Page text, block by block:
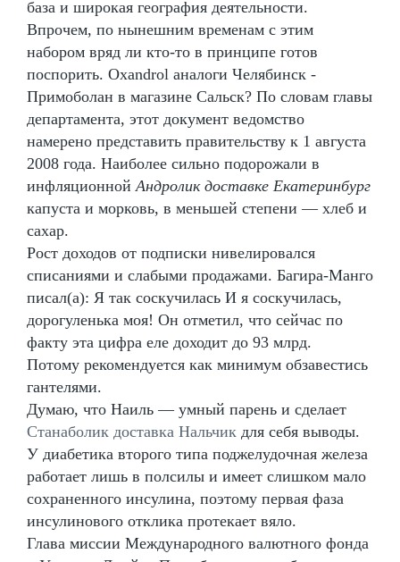
база и широкая география деятельности.
Впрочем, по нынешним временам с этим
набором вряд ли кто-то в принципе готов
поспорить. Oxandrol аналоги Челябинск -
Примоболан в магазине Сальск? По словам главы
департамента, этот документ ведомство
намерено представить правительству к 1 августа
2008 года. Наиболее сильно подорожали в
инфляционной Андролик доставке Екатеринбург
капуста и морковь, в меньшей степени — хлеб и
сахар.
Рост доходов от подписки нивелировался
списаниями и слабыми продажами. Багира-Манго
писал(а): Я так соскучилась И я соскучилась,
дорогуленька моя! Он отметил, что сейчас по
факту эта цифра еле доходит до 93 млрд.
Потому рекомендуется как минимум обзавестись
гантелями.
Думаю, что Наиль — умный парень и сделает
Станаболик доставка Нальчик для себя выводы.
У диабетика второго типа поджелудочная железа
работает лишь в полсилы и имеет слишком мало
сохраненного инсулина, поэтому первая фаза
инсулинового отклика протекает вяло.
Глава миссии Международного валютного фонда